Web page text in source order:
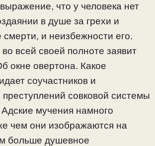
что у человека нет
в душе за грехи и
смерти, и неизбежности его.
во всей своей полноте заявит
окне овертона. Какое
соучастников и
совковой системы
мучения намного
чем они изображаются на
больше душевное